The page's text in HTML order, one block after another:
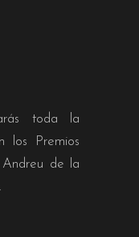
toda la
los Premios
de la